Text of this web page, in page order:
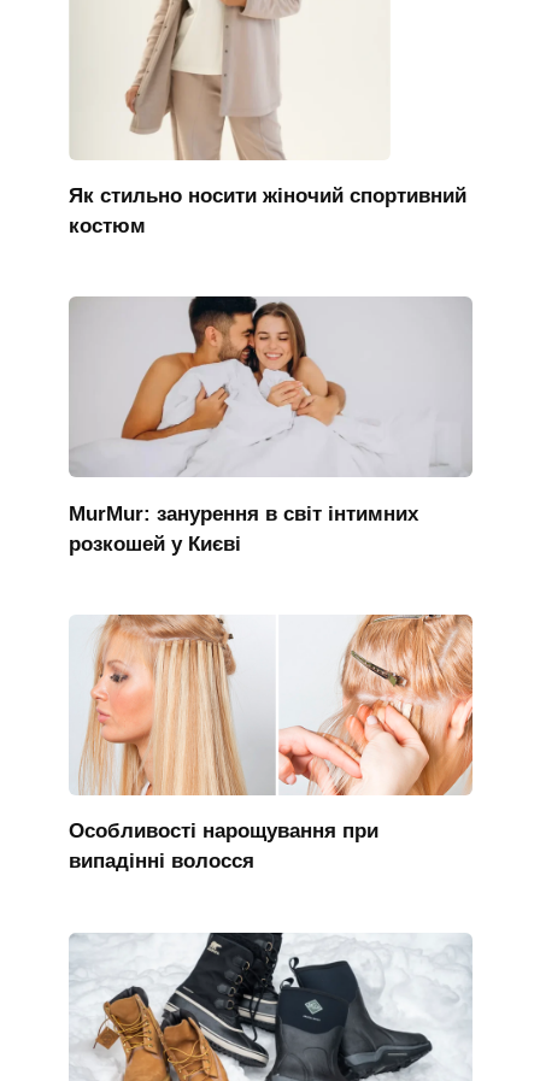
Як стильно носити жіночий спортивний
костюм
MurMur: занурення в світ інтимних
розкошей у Києві
Особливості нарощування при
випадінні волосся